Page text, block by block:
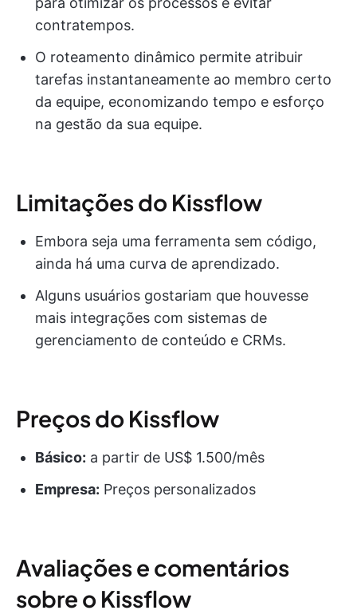
contratempos.
O roteamento dinâmico permite atribuir
tarefas instantaneamente ao membro certo
da equipe, economizando tempo e esforço
na gestão da sua equipe.
Limitações do Kissflow
Embora seja uma ferramenta sem código,
ainda há uma curva de aprendizado.
Alguns usuários gostariam que houvesse
mais integrações com sistemas de
gerenciamento de conteúdo e CRMs.
Preços do Kissflow
Básico: a partir de US$ 1.500/mês
Empresa: Preços personalizados
Avaliações e comentários
sobre o Kissflow